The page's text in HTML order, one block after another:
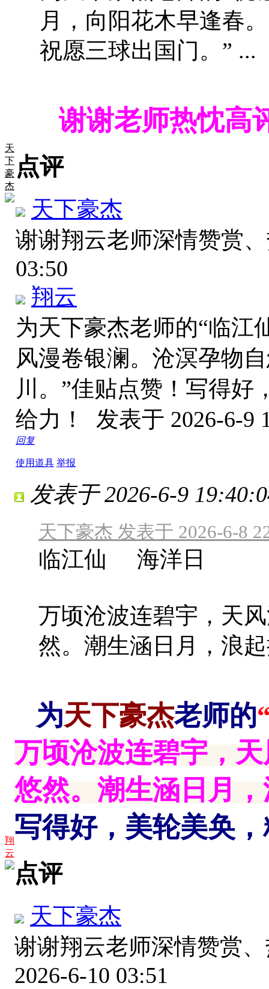
天
下
豪
杰
月，向阳花木早逢春
祝愿三球出国门。” ...
谢谢老师热忱高
点评
天下豪杰
谢谢翔云老师深情赞赏
03:50
翔云
为天下豪杰老师的“临江
风漫卷银澜。沧溟孕物
川。”佳贴点赞！写得好
给力！ 发表于 2026-6-9
回复
使用道具 举报
翔
云
发表于 2026-6-9
天下豪杰 发表于 2026-6-8
临江仙 海洋日
万顷沧波连碧宇，天
然。潮生涵日月，浪
为天下豪杰老师的
万顷沧波连碧宇，
悠然。潮生涵日月
写得好，美轮美奂
点评
天下豪杰
谢谢翔云老师深情赞赏
2026-6-10 03:51